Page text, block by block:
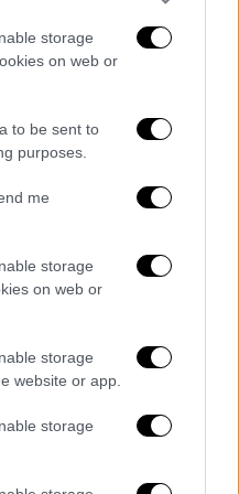
storage
on web or
to be sent to
purposes.
me
storage
on web or
storage
website or app.
storage
Εφετών
εξέταση για
του
Ινστιτούτου
ποινικό αδίκημα
Κώδικα.
σε Μέσα
Σεισμολόγου,
Αθηνών και
Κέντρου
κ. Ακη
και Ιρουρασικού